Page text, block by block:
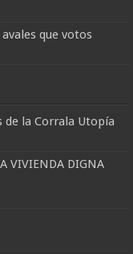
que votos
la Corrala Utopía
VIVIENDA DIGNA